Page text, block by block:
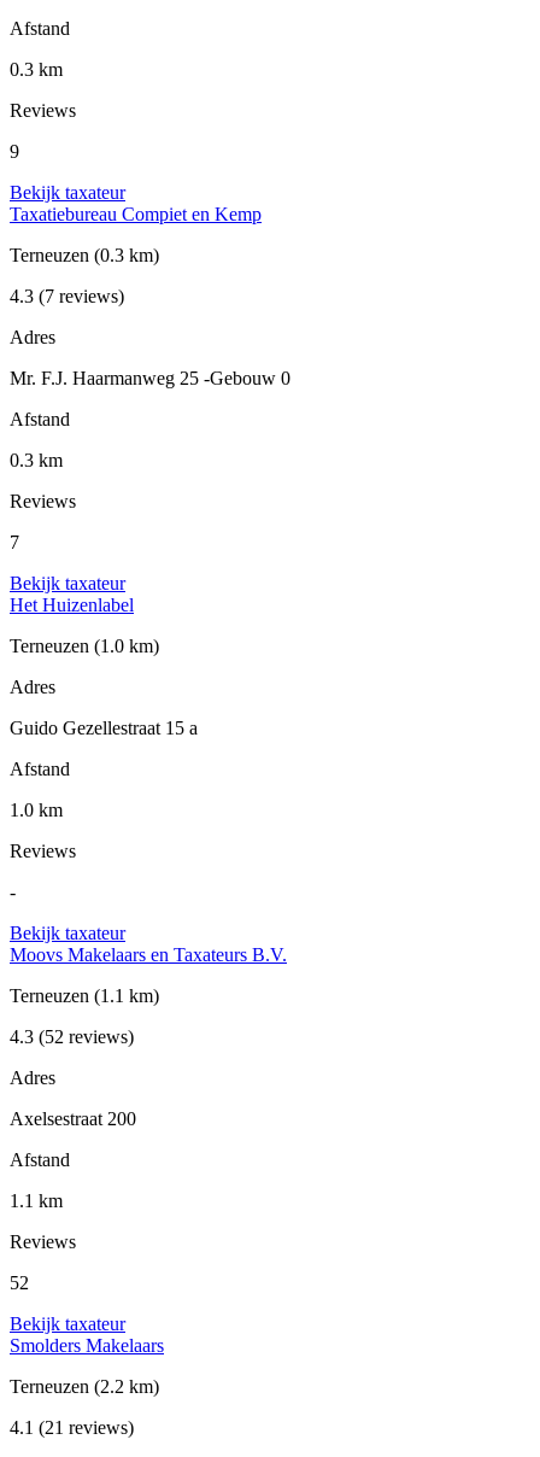
Afstand
0.3 km
Reviews
9
Bekijk taxateur
Taxatiebureau Compiet en Kemp
Terneuzen (0.3 km)
4.3 (7 reviews)
Adres
Mr. F.J. Haarmanweg 25 -Gebouw 0
Afstand
0.3 km
Reviews
7
Bekijk taxateur
Het Huizenlabel
Terneuzen (1.0 km)
Adres
Guido Gezellestraat 15 a
Afstand
1.0 km
Reviews
-
Bekijk taxateur
Moovs Makelaars en Taxateurs B.V.
Terneuzen (1.1 km)
4.3 (52 reviews)
Adres
Axelsestraat 200
Afstand
1.1 km
Reviews
52
Bekijk taxateur
Smolders Makelaars
Terneuzen (2.2 km)
4.1 (21 reviews)